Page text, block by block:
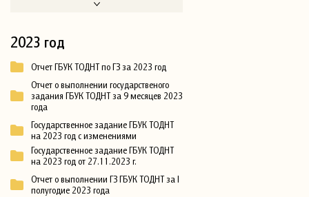
2023 год
Отчет ГБУК ТОДНТ по ГЗ за 2023 год
Отчет о выполнении государственого
задания ГБУК ТОДНТ за 9 месяцев 2023
года
Государственное задание ГБУК ТОДНТ
на 2023 год с изменениями
Государственное задание ГБУК ТОДНТ
на 2023 год от 27.11.2023 г.
Отчет о выполнении ГЗ ГБУК ТОДНТ за I
полугодие 2023 года